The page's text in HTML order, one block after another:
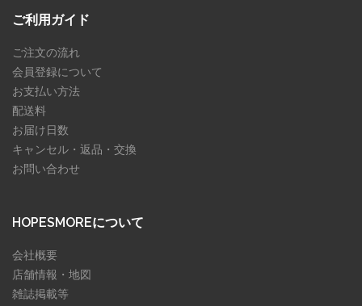
ご利用ガイド
ご注文の流れ
会員登録について
お支払い方法
配送料
お届け日数
キャンセル・返品・交換
お問い合わせ
HOPESMOREについて
会社概要
店舗情報・地図
雑誌掲載等